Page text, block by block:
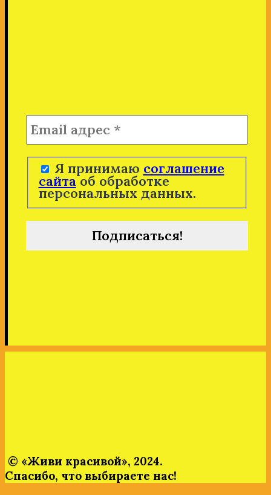
Я принимаю соглашение
сайтаоб обработке
персональных данных.
© «Живи красивой», 2024.
Спасибо, что выбираете нас!